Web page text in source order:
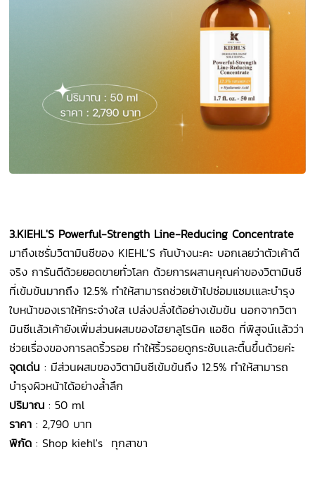
3.KIEHL'S Powerful-Strength Line-Reducing Concentrate
มาถึงเซรั่มวิตามินซีของ KIEHL’S กันบ้างนะคะ บอกเลยว่าตัวเค้าดี
จริง การันตีด้วยยอดขายทั่วโลก ด้วยการผสานคุณค่าของวิตามินซี
ที่เข้มข้นมากถึง 12.5% ทำให้สามารถช่วยเข้าไปซ่อมแซมเและบำรุง
ใบหน้าของเราให้กระจ่างใส เปล่งปลั่งได้อย่างเข้มข้น นอกจากวิตา
มินซีเเล้วเค้ายังเพิ่มส่วนผสมของไฮยาลูโรนิค แอซิด ที่พิสูจน์เเล้วว่า
ช่วยเรื่องของการลดริ้วรอย ทำให้ริ้วรอยดูกระชับเเละตื้นขึ้นด้วยค่ะ
จุดเด่น: มีส่วนผสมของวิตามินซีเข้มข้นถึง 12.5% ทำให้สามารถ
บำรุงผิวหน้าได้อย่างล้ำลึก
ปริมาณ : 50 ml
ราคา : 2,790 บาท
พิกัด : Shop kiehl's ทุกสาขา